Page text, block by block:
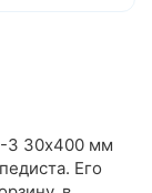
3 30х400 мм
Его